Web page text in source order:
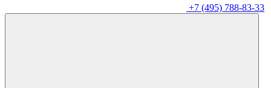
+7 (495) 788-83-33